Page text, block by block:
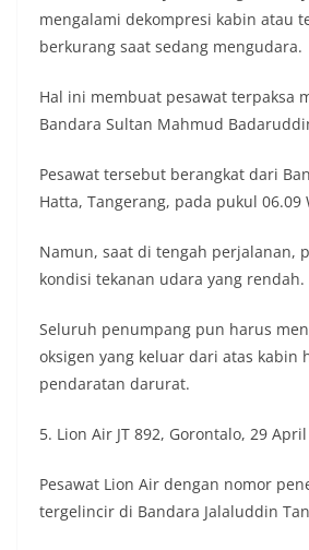
mengalami dekompresi kabin atau
berkurang saat sedang mengudara.
Hal ini membuat pesawat terpaksa
Bandara Sultan Mahmud
Pesawat tersebut berangkat dari
Hatta, Tangerang, pada pukul 06.09
Namun, saat di tengah perjalanan,
kondisi tekanan udara yang rendah.
Seluruh penumpang pun harus
oksigen yang keluar dari atas kabin
pendaratan darurat.
5. Lion Air JT 892, Gorontalo, 29
Pesawat Lion Air dengan nomor
tergelincir di Bandara Jalaluddin